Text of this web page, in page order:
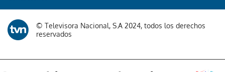
© Televisora Nacional, S.A 2024, todos los derechos
reservados